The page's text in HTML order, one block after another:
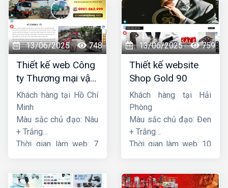
13/06/2025 748
Thiết kế web Công
ty Thương mại vận
tải Song Bằng
Khách hàng tại Hồ Chí
Minh
Màu sắc chủ đạo: Nâu
+ Trắng
Thời gian làm web: 7
13/06/2025 759
Thiết kế website
Shop Gold 90
Khách hàng tại Hải
Phòng
Màu sắc chủ đạo: Đen
+ Trắng
Thời gian làm web: 10